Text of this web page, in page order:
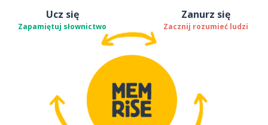
Ucz się
Zapamiętuj słownictwo
Zanurz się
Zacznij rozumieć ludzi